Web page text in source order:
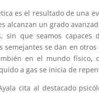
es el resultado de una
alcanzan un grado
sin que seamos
semejantes se dan en
en el mundo físico,
a gas se inicia de
cita al destacado